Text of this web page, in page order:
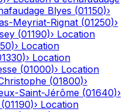
Blyes (01150)›
Meyriat-Rignat (01250)›
(01190)› Location
)› Location
)› Location
(01000)› Location
(01800)›
Saint-Jérôme (01640)›
(01190)› Location